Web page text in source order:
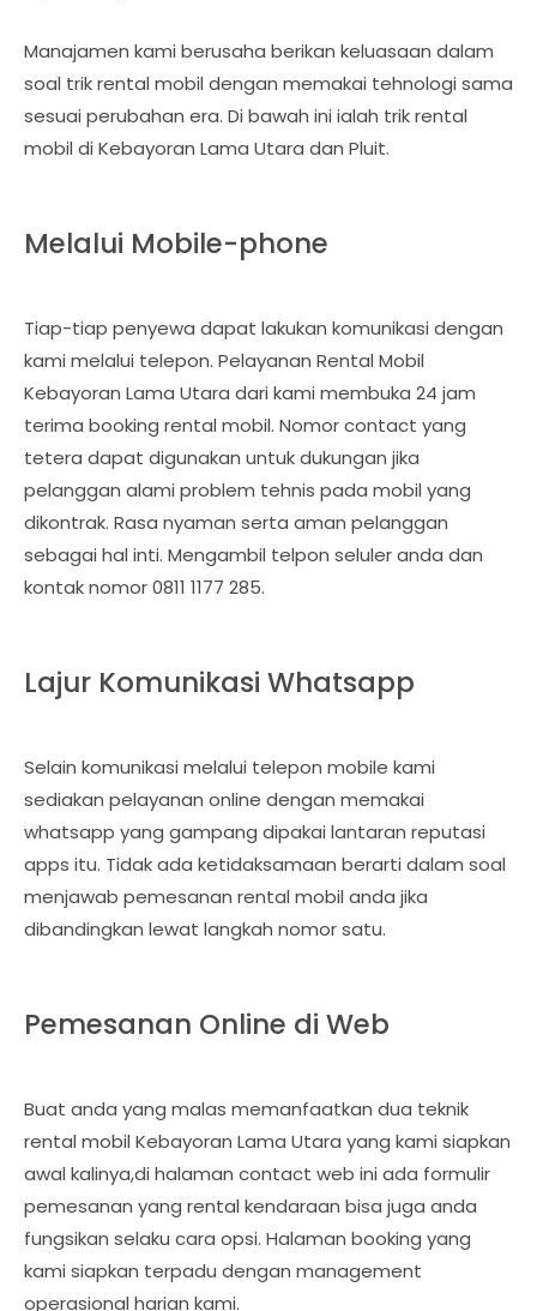
Manajamen kami berusaha berikan keluasaan dalam
soal trik rental mobil dengan memakai tehnologi sama
sesuai perubahan era. Di bawah ini ialah trik rental
mobil di Kebayoran Lama Utara dan Pluit.
Melalui Mobile-phone
Tiap-tiap penyewa dapat lakukan komunikasi dengan
kami melalui telepon. Pelayanan Rental Mobil
Kebayoran Lama Utara dari kami membuka 24 jam
terima booking rental mobil. Nomor contact yang
tetera dapat digunakan untuk dukungan jika
pelanggan alami problem tehnis pada mobil yang
dikontrak. Rasa nyaman serta aman pelanggan
sebagai hal inti. Mengambil telpon seluler anda dan
kontak nomor 0811 1177 285.
Lajur Komunikasi Whatsapp
Selain komunikasi melalui telepon mobile kami
sediakan pelayanan online dengan memakai
whatsapp yang gampang dipakai lantaran reputasi
apps itu. Tidak ada ketidaksamaan berarti dalam soal
menjawab pemesanan rental mobil anda jika
dibandingkan lewat langkah nomor satu.
Pemesanan Online di Web
Buat anda yang malas memanfaatkan dua teknik
rental mobil Kebayoran Lama Utara yang kami siapkan
awal kalinya,di halaman contact web ini ada formulir
pemesanan yang rental kendaraan bisa juga anda
fungsikan selaku cara opsi. Halaman booking yang
kami siapkan terpadu dengan management
operasional harian kami.